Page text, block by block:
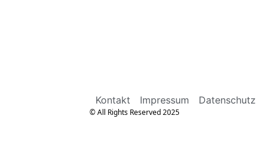
Kontakt Impressum Datenschutz
© All Rights Reserved 2025